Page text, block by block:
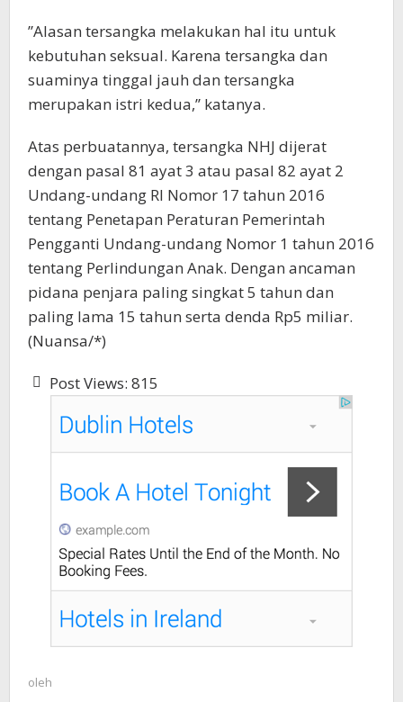
’’Alasan tersangka melakukan hal itu untuk
kebutuhan seksual. Karena tersangka dan
suaminya tinggal jauh dan tersangka
merupakan istri kedua,’’ katanya.
Atas perbuatannya, tersangka NHJ dijerat
dengan pasal 81 ayat 3 atau pasal 82 ayat 2
Undang-undang RI Nomor 17 tahun 2016
tentang Penetapan Peraturan Pemerintah
Pengganti Undang-undang Nomor 1 tahun 2016
tentang Perlindungan Anak. Dengan ancaman
pidana penjara paling singkat 5 tahun dan
paling lama 15 tahun serta denda Rp5 miliar.
(Nuansa/*)
Post Views: 815
oleh